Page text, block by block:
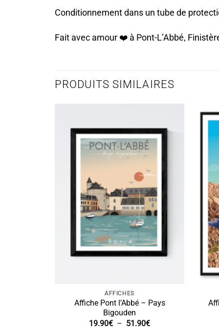
Conditionnement dans un tube de
Fait avec amour ❤️️ à Pont-L’Abbé,
PRODUITS SIMILAIRES
AFFICHES
Affiche Pont l’Abbé – Pays
Bigouden
19.90€ – 51.90€Plage